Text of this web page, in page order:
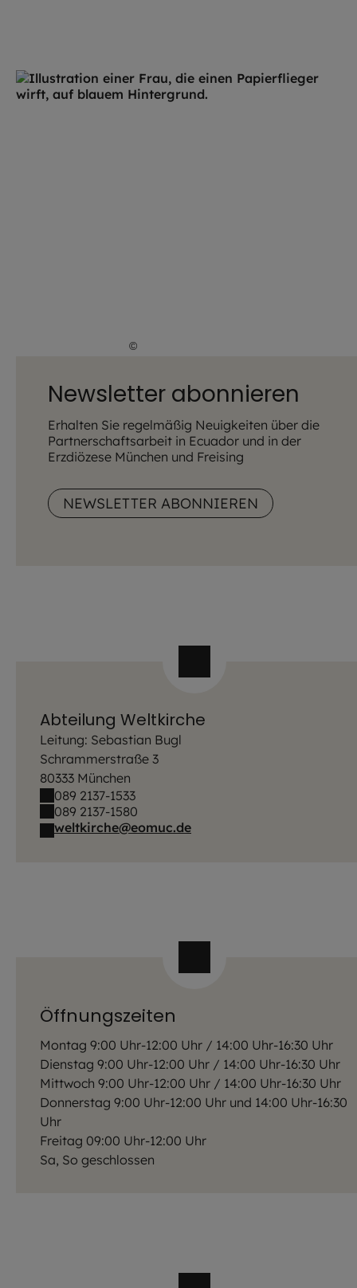
©
Newsletter abonnieren
Erhalten Sie regelmäßig Neuigkeiten über die
Partnerschaftsarbeit in Ecuador und in der
Erzdiözese München und Freising
NEWSLETTER ABONNIEREN
Abteilung Weltkirche
Leitung: Sebastian Bugl
Schrammerstraße 3
80333 München
089 2137-1533
089 2137-1580
weltkirche@eomuc.de
Öffnungszeiten
Montag 9:00 Uhr-12:00 Uhr / 14:00 Uhr-16:30 Uhr
Dienstag 9:00 Uhr-12:00 Uhr / 14:00 Uhr-16:30 Uhr
Mittwoch 9:00 Uhr-12:00 Uhr / 14:00 Uhr-16:30 Uhr
Donnerstag 9:00 Uhr-12:00 Uhr und 14:00 Uhr-16:30
Uhr
Freitag 09:00 Uhr-12:00 Uhr
Sa, So geschlossen